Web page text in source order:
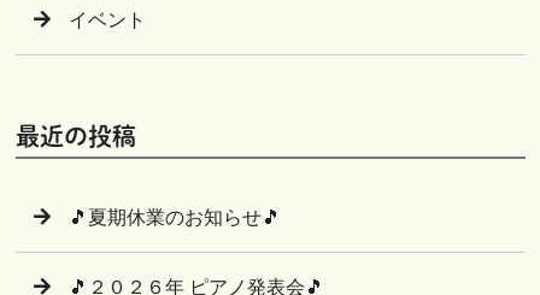
イベント
最近の投稿
🎵夏期休業のお知らせ🎵
🎵２０２６年 ピアノ発表会🎵